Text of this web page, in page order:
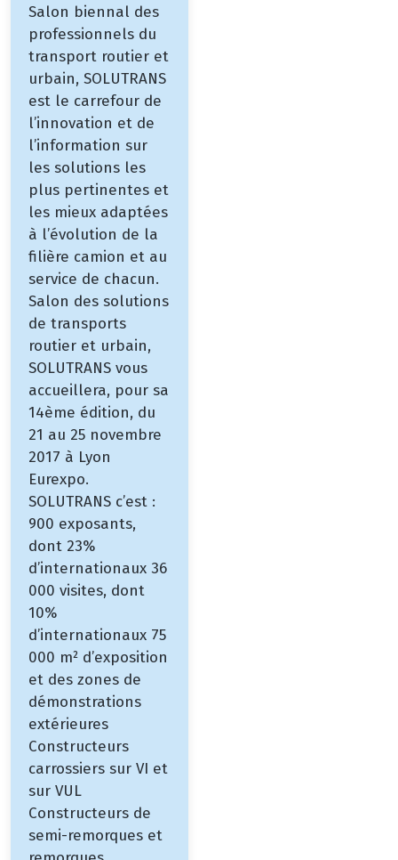
Salon biennal des
professionnels du
transport routier et
urbain, SOLUTRANS
est le carrefour de
l’innovation et de
l’information sur
les solutions les
plus pertinentes et
les mieux adaptées
à l’évolution de la
filière camion et au
service de chacun.
Salon des solutions
de transports
routier et urbain,
SOLUTRANS vous
accueillera, pour sa
14ème édition, du
21 au 25 novembre
2017 à Lyon
Eurexpo.
SOLUTRANS c’est :
900 exposants,
dont 23%
d’internationaux 36
000 visites, dont
10%
d’internationaux 75
000 m² d’exposition
et des zones de
démonstrations
extérieures
Constructeurs
carrossiers sur VI et
sur VUL
Constructeurs de
semi-remorques et